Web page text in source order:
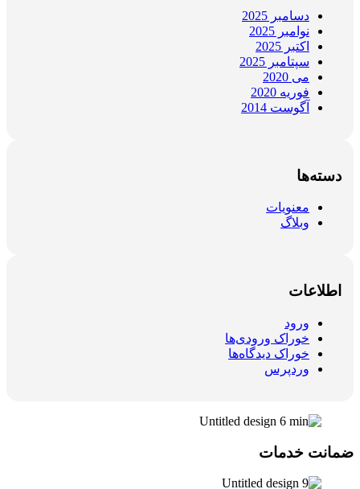
دسامبر 2025
نوامبر 2025
اکتبر 2025
سپتامبر 2025
می 2020
فوریه 2020
آگوست 2014
دسته‌ها
معنویات
وبلاگ
اطلاعات
ورود
خوراک ورودی‌ها
خوراک دیدگاه‌ها
وردپرس
ضمانت خدمات